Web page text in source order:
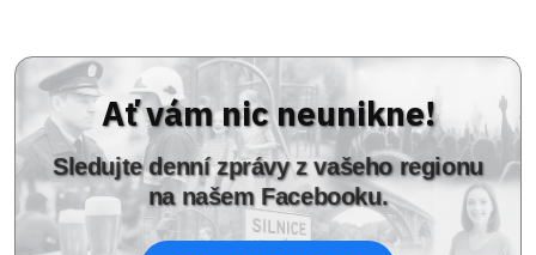
Ať vám nic neunikne!
Sledujte denní zprávy z vašeho regionu
na našem Facebooku.